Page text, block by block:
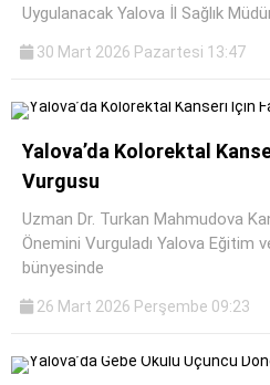
Uygulanacak Yalova İl Sağlık
30 Mart 2026 Pazartesi 13:47
Yalova’da Kolorektal
Vurgusu
Uzman Dr. Turkan Mahmudova
Önemini Vurguladı Yalova Eğitim
bünyesinde
26 Mart 2026 Perşembe 09:23